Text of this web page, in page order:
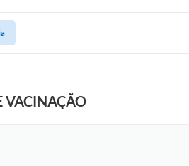
VACINAÇÃO